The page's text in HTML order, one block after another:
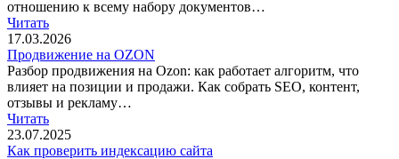
отношению к всему набору документов…
Читать
17.03.2026
Продвижение на OZON
Разбор продвижения на Ozon: как работает алгоритм, что
влияет на позиции и продажи. Как собрать SEO, контент,
отзывы и рекламу…
Читать
23.07.2025
Как проверить индексацию сайта